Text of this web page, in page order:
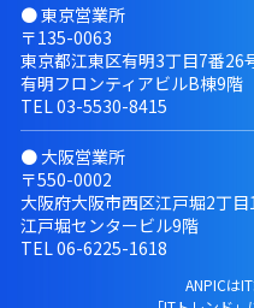
● 東京営業所
〒135-0063
東京都江東区有明3丁目7番26
有明フロンティアビルB棟9階
TEL 03-5530-8415
● 大阪営業所
〒550-0002
大阪府大阪市西区江戸堀2丁目
江戸堀センタービル9階
TEL 06-6225-1618
ANPICは